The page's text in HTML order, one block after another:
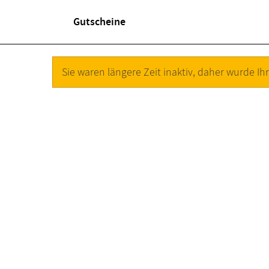
Gutscheine
Sie waren längere Zeit inaktiv, daher wurde